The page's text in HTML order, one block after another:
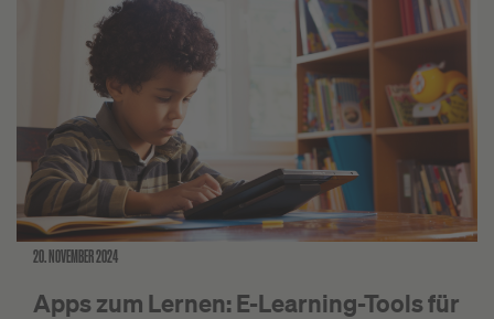
20. NOVEMBER 2024
Apps zum Lernen: E-Learning-Tools für